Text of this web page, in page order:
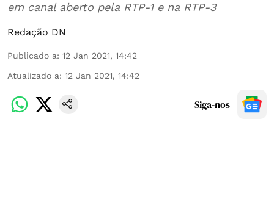
em canal aberto pela RTP-1 e na RTP-3
Redação DN
Publicado a: 12 Jan 2021, 14:42
Atualizado a: 12 Jan 2021, 14:42
Siga-nos